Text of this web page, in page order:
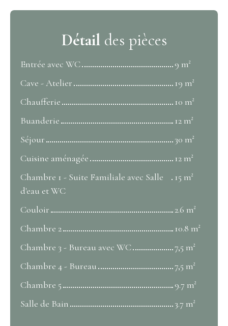
Détaildes pièces
Entrée avec WC
9 m²
Cave - Atelier
19 m²
Chaufferie
10 m²
Buanderie
12 m²
Séjour
30 m²
Cuisine aménagée
12 m²
Chambre 1 - Suite Familiale avec Salle
d'eau et WC
15 m²
Couloir
2.6 m²
Chambre 2
10.8 m²
Chambre 3 - Bureau avec WC
7,5 m²
Chambre 4 - Bureau
7,5 m²
Chambre 5
9.7 m²
Salle de Bain
3.7 m²